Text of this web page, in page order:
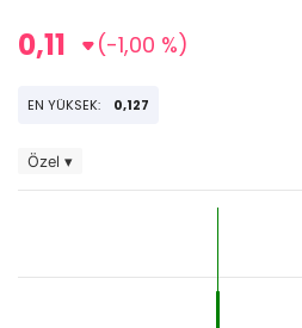
0,11 (-1,00 %)
EN YÜKSEK: 0,127
Özel ▾